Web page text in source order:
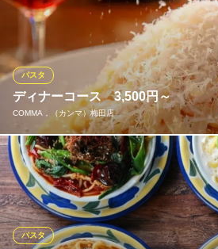
ディナーコース 3,500円～
COMMA，（カンマ）梅田店
パスタ
3,500円・5,000円・7,500円 とご予算
しております。 特別な記念日や誕生日
と、女子会にもカップル、仕事仲間とも
（梅田/東梅田/イタリアン/ダイニングバ
ァ/夜景/パスタ/ワイン）
パスタ